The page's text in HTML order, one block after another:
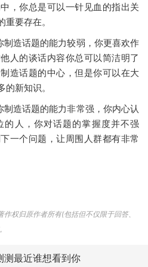
，你总是可以一针见血的指出关
要存在。
制造话题的能力较弱，你更喜欢作
人的谈话内容你总可以简洁明了
造话题的中心，但是你可以在大
新知识。
制造话题的能力非常强，你内心认
的人，你对话题的掌握度并不强
一个问题，让周围人群都有非常
权归原作者所有(包括但不仅限于回答、
测最近谁想看到你